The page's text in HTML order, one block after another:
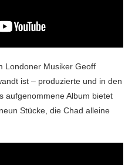
Londoner Musiker Geoff
ist – produzierte und in den
aufgenommene Album bietet
Stücke, die Chad alleine